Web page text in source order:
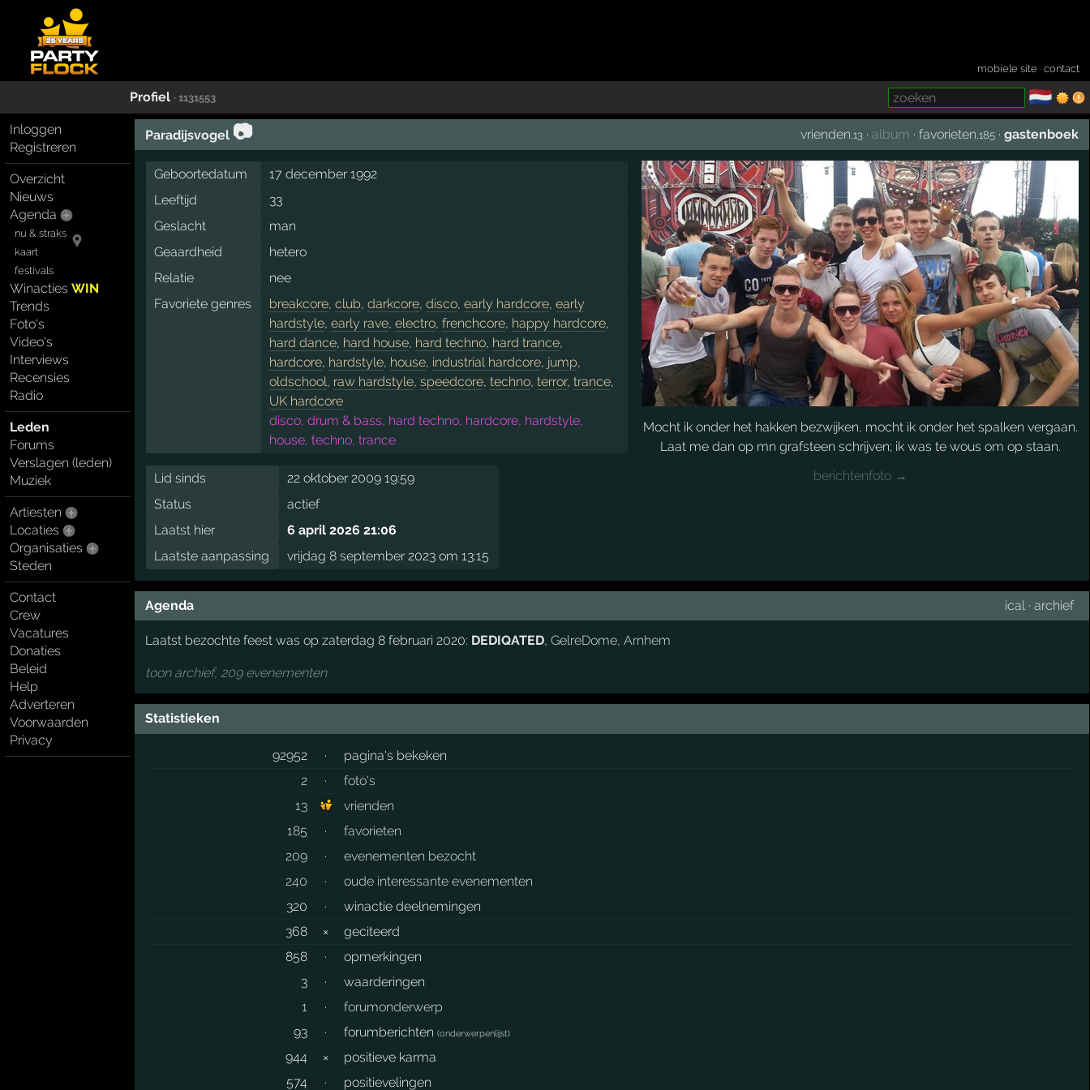
mobiele site ·contact
Profiel · 1131553 🇳🇱
Inloggen
Registreren
Overzicht
Nieuws
Agenda
nu & straks
kaart
festivals
WinactiesWIN
Trends
Foto's
Video's
Interviews
Recensies
Radio
Leden
Forums
Verslagen (leden)
Muziek
Artiesten
Locaties
Organisaties
Steden
Contact
Crew
Vacatures
Donaties
Beleid
Help
Adverteren
Voorwaarden
Privacy
Paradijsvogel 📷 vrienden ,13 ·album ·favorieten ,185 ·gastenboek
Mocht ik onder het hakken bezwijken, mocht ik onder het spalken vergaan.
Laat me dan op mn grafsteen schrijven; ik was te wous om op staan.
berichtenfoto →
Geboortedatum
17 december 1992
Leeftijd
33
Geslacht
man
Geaardheid
hetero
Relatie
nee
Favoriete genres
breakcore,club,darkcore,disco,early hardcore,early
hardstyle,early rave,electro,frenchcore, happy hardcore,
hard dance, hard house, hard techno, hard trance,
hardcore, hardstyle, house, industrial hardcore, jump,
oldschool, raw hardstyle,speedcore,techno,terror,trance,
UK hardcore
disco, drum & bass, hard techno, hardcore, hardstyle,
house, techno, trance
Lid sinds
22 oktober 2009 19:59
Status
actief
Laatst hier
6 april 2026 21:06
Laatste aanpassing
vrijdag 8 september 2023 om 13:15
Agenda ical· archief
Laatst bezochte feest was op zaterdag 8 februari 2020: DEDIQATED, GelreDome, Arnhem
toon archief, 209 evenementen
Statistieken
92952 ·
pagina's bekeken
2
·
foto's
13
vrienden
185
·
favorieten
209
·
evenementen bezocht
240
·
oude interessante evenementen
320
·
winactie deelnemingen
368
×
geciteerd
858
·
opmerkingen
3
·
waarderingen
1
·
forumonderwerp
93
· forumberichten(onderwerpenlijst)
944 ×
positieve karma
574
· positievelingen